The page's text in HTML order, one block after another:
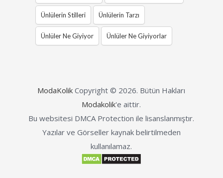
Ünlülerin Stilleri Ünlülerin Tarzı
Ünlüler Ne Giyiyor Ünlüler Ne Giyiyorlar
ModaKolik Copyright © 2026. Bütün Hakları
Modakolik'e aittir.
Bu websitesi DMCA Protection ile lisanslanmıştır.
Yazılar ve Görseller kaynak belirtilmeden
kullanılamaz.